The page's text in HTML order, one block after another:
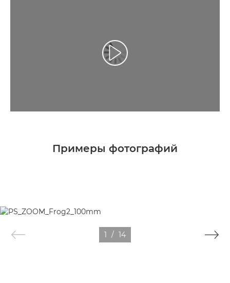
Воспроизведение видео
Примеры фотографий
1 / 14